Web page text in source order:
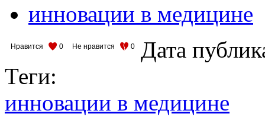
инновации в медицине
Нравится 0 Не нравится 0
Дата
Теги:
инновации в медицине